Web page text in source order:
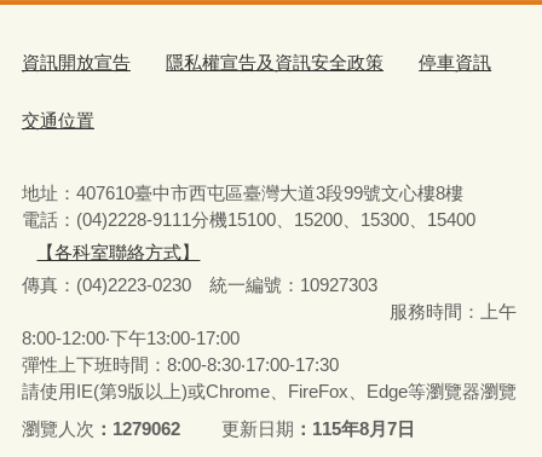
資訊開放宣告 隱私權宣告及資訊安全政策 停車資訊
交通位置
地址：407610臺中市西屯區臺灣大道3段99號文心樓8樓
電話：(04)2228-9111分機15100、15200、15300、15400
【各科室聯絡方式】
傳真：(04)2223-0230 統一編號 ： 10927303
服務時間：上午
8:00-12:00‧下午13:00-17:00
彈性上下班時間：8:00-8:30‧17:00-17:30
請使用IE(第9版以上)或Chrome、FireFox、Edge等瀏覽器瀏覽
瀏覽人次
1279062 更新日期 115年8月7日